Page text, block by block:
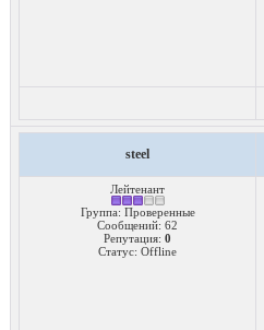
steel
Лейтенант
Группа: Проверенные
Сообщений: 62
Репутация: 0
Статус: Offline